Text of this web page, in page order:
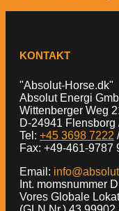
KONTAKT
"Absolut-Horse.dk"
Absolut Energi
Wittenberger Weg
D-24941 Flensborg
Tel: +45 3698 7222 /
Fax: +49-461-9787
Email:
Int. momsnummer
Vores Globale